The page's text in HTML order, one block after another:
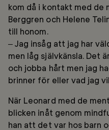
kom då i kontakt med de
Berggren och Helene
till honom.
– Jag insåg att jag har
men låg självkänsla. Det
och jobba hårt men jag
brinner för eller vad jag
När Leonard med de
blicken inåt genom
han att det var hos barn